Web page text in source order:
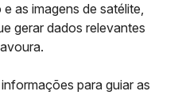
as imagens de satélite,
gerar dados relevantes
para guiar as